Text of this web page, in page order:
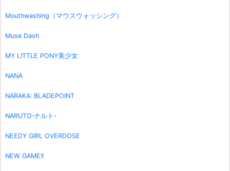
Mouthwashing（マウスウォッシング）
Muse Dash
MY LITTLE PONY美少女
NANA
NARAKA: BLADEPOINT
NARUTO‐ナルト‐
NEEDY GIRL OVERDOSE
NEW GAME!!